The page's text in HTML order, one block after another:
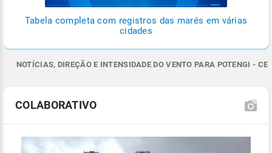
Tabela completa com registros das marés em várias
cidades
NOTÍCIAS, DIREÇÃO E INTENSIDADE DO VENTO PARA POTENGI - CE
COLABORATIVO